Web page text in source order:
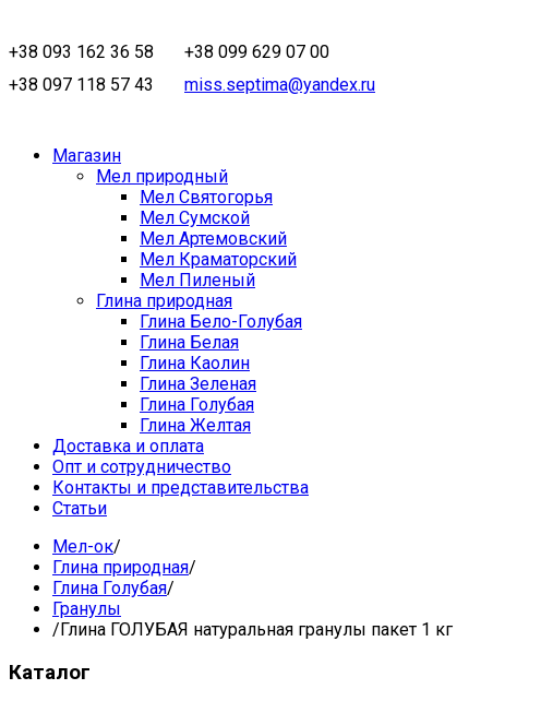
+38 093 162 36 58 +38 099 629 07 00
+38 097 118 57 43 miss.septima@yandex.ru
Магазин
Мел природный
Мел Святогорья
Мел Сумской
Мел Артемовский
Мел Краматорский
Мел Пиленый
Глина природная
Глина Бело-Голубая
Глина Белая
Глина Каолин
Глина Зеленая
Глина Голубая
Глина Желтая
Доставка и оплата
Опт и сотрудничество
Контакты и представительства
Статьи
Мел-ок/
Глина природная/
Глина Голубая/
Гранулы
/Глина ГОЛУБАЯ натуральная гранулы пакет 1 кг
Каталог